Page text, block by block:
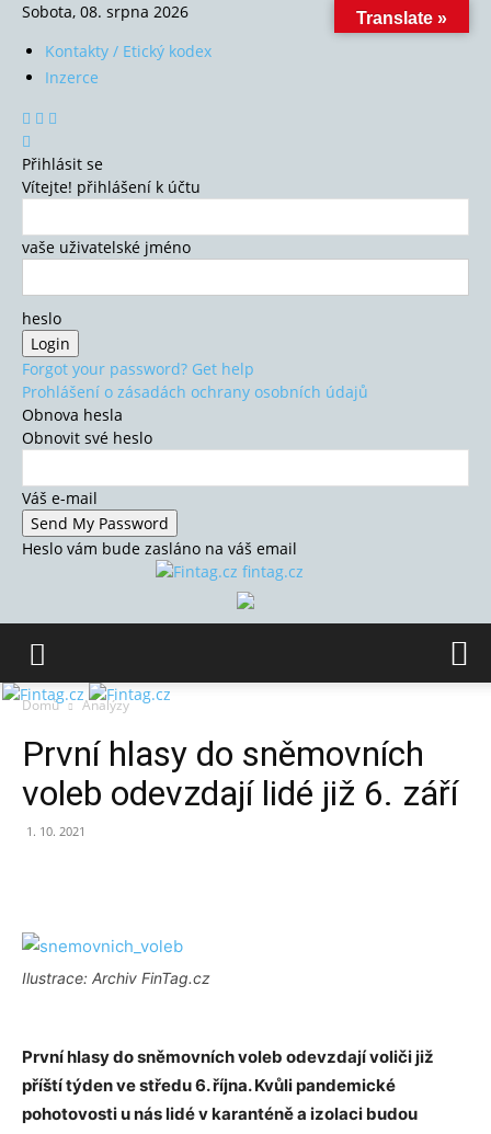
Sobota, 08. srpna 2026
Kontakty / Etický kodex
Inzerce
Přihlásit se
Vítejte! přihlášení k účtu
vaše uživatelské jméno
heslo
Forgot your password? Get help
Prohlášení o zásadách ochrany osobních údajů
Obnova hesla
Obnovit své heslo
Váš e-mail
Heslo vám bude zasláno na váš email
fintag.cz
Domů Analýzy
První hlasy do sněmovních
voleb odevzdají lidé již 6. září
1. 10. 2021
Ilustrace: Archiv FinTag.cz
První hlasy do sněmovních voleb odevzdají voliči již
příští týden ve středu 6. října. Kvůli pandemické
pohotovosti u nás lidé v karanténě a izolaci budou
Translate »